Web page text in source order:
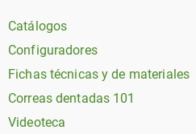
Catálogos
Configuradores
Fichas técnicas y de materiales
Correas dentadas 101
Videoteca